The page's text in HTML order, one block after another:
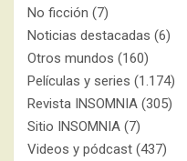
No ficción (7)
Noticias destacadas (6)
Otros mundos (160)
Películas y series (1.174)
Revista INSOMNIA (305)
Sitio INSOMNIA (7)
Videos y pódcast (437)